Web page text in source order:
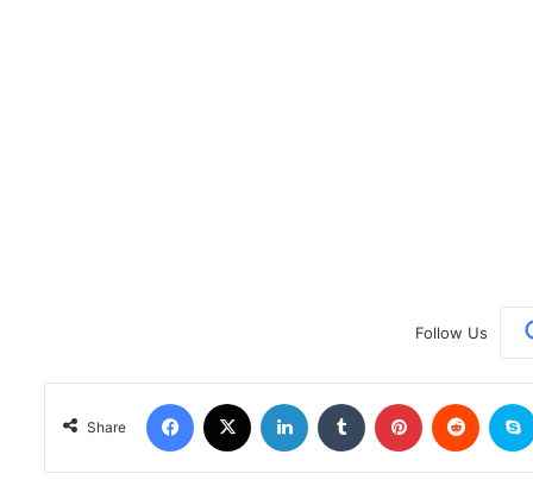
Follow Us
Share